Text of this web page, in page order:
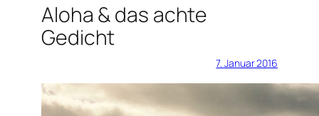
Aloha & das achte
Gedicht
7. Januar 2016